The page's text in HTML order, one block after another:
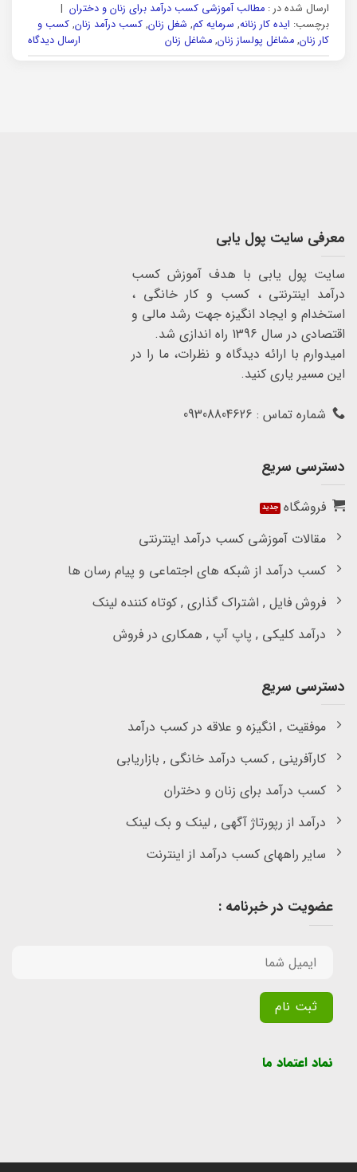
ارسال شده در : مطالب آموزشی کسب درآمد برای زنان و دختران |
برچسب: ایده کار زنانه, سرمایه کم, شغل زنان, کسب درآمد زنان, کسب و
کار زنان, مشاغل پولساز زنان, مشاغل زنان ارسال دیدگاه
معرفی سایت پول یابی
سایت پول یابی با هدف آموزش کسب
درآمد اینترنتی ، کسب و کار خانگی ،
استخدام و ایجاد انگیزه جهت رشد مالی و
اقتصادی در سال 1396 راه اندازی شد.
امیدوارم با ارائه دیدگاه و نظرات، ما را در
این مسیر یاری کنید.
شماره تماس : 09308804626
دسترسی سریع
فروشگاه
مقالات آموزشی کسب درآمد اینترنتی
کسب درآمد از شبکه های اجتماعی و پیام رسان ها
فروش فایل , اشتراک گذاری , کوتاه کننده لینک
درآمد کلیکی , پاپ آپ , همکاری در فروش
دسترسی سریع
موفقیت , انگیزه و علاقه در کسب درآمد
کارآفرینی , کسب درآمد خانگی , بازاریابی
کسب درآمد برای زنان و دختران
درآمد از رپورتاژ آگهی , لینک و بک لینک
سایر راههای کسب درآمد از اینترنت
عضویت در خبرنامه :
نماد اعتماد ما